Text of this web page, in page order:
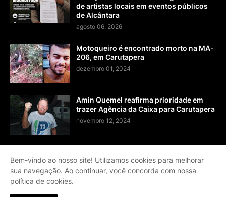
de artistas locais em eventos públicos
de Alcântara
agosto 06, 2026
Motoqueiro é encontrado morto na MA-
206, em Carutapera
dezembro 01, 2024
Amin Quemel reafirma prioridade em
trazer Agência da Caixa para Carutapera
novembro 12, 2024
Página Inicial Contato Sobre
Termos de Serviço
Bem-vindo ao nosso site! Utilizamos cookies para melhorar
sua navegação. Ao continuar, você concorda com nossa
política de cookies.